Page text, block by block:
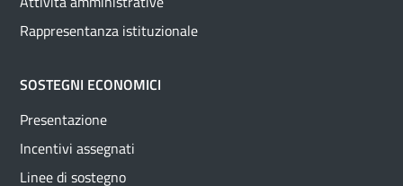
Rappresentanza istituzionale
SOSTEGNI ECONOMICI
Presentazione
Incentivi assegnati
Linee di sostegno